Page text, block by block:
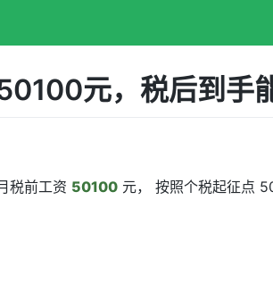
元，税后到手
税前工资 50100 元， 按照个税起征点